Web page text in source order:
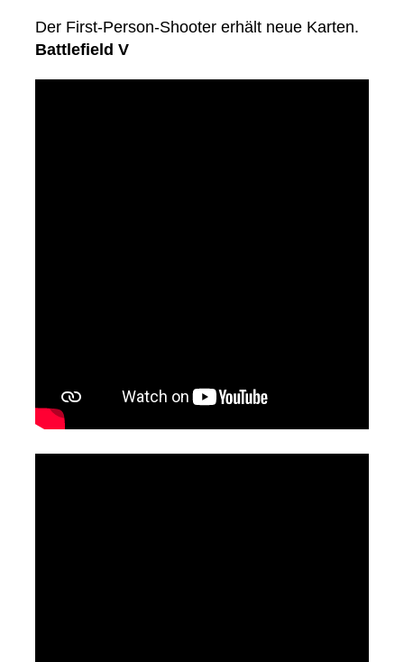
Der First-Person-Shooter erhält neue Karten.
Battlefield V